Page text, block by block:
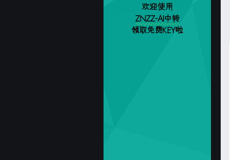
欢迎使用
ZNZZ-AI中转
领取免费KEY啦